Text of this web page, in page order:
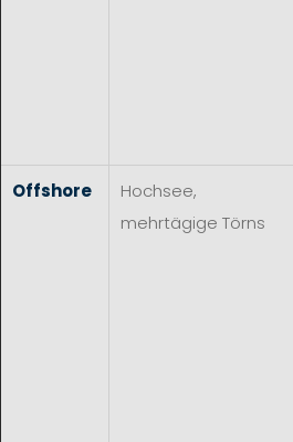
Offshore
Hochsee,
mehrtägige Törns